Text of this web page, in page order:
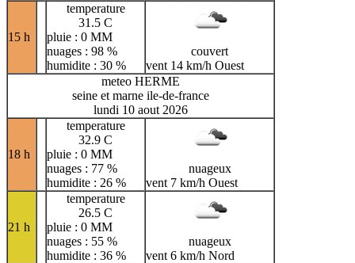
15 h
temperature
31.5 C
pluie : 0 MM
nuages : 98 %
humidite : 30 %
couvert
vent 14 km/h Ouest
meteo HERME
seine et marne ile-de-france
lundi 10 aout 2026
18 h
temperature
32.9 C
pluie : 0 MM
nuages : 77 %
humidite : 26 %
nuageux
vent 7 km/h Ouest
21 h
temperature
26.5 C
pluie : 0 MM
nuages : 55 %
humidite : 36 %
nuageux
vent 6 km/h Nord